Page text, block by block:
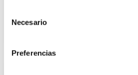
Necesario
Preferencias
Predicciones de